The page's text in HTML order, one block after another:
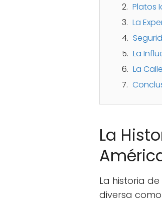
Platos
La
La
La
La
La historia
diversa